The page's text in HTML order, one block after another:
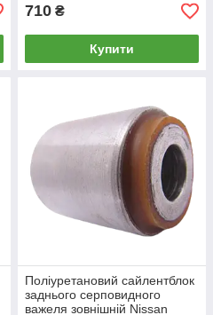
710 ₴
Купити
Поліуретановий сайлентблок
заднього серповидного
важеля зовнішній Nissan